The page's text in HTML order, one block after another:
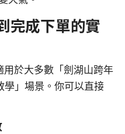
完成下單的實
於大多數「劍湖山跨年
」場景。你可以直接